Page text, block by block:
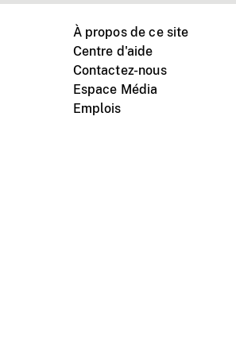
À propos de ce site
Centre d'aide
Contactez-nous
Espace Média
Emplois